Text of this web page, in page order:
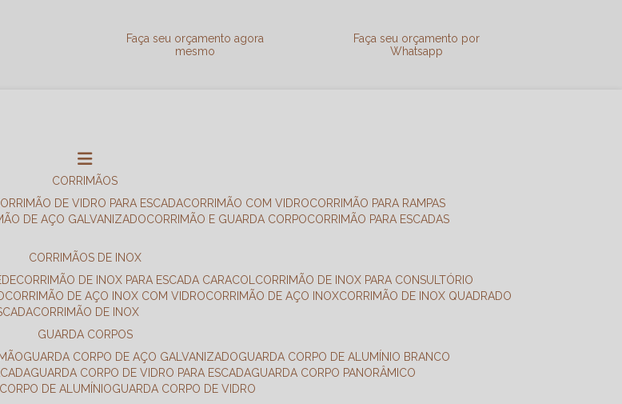
Faça seu orçamento agora
mesmo
Faça seu orçamento por
Whatsapp
CORRIMÃOS
CORRIMÃO DE VIDRO PARA ESCADA CORRIMÃO COM VIDRO
CORRIMÃO PARA RAMPAS
DE AÇO GALVANIZADO CORRIMÃO E GUARDA CORPO
CORRIMÃO PARA ESCADAS
CORRIMÃOS DE INOX
CORRIMÃO DE INOX PARA ESCADA CARACOL
CORRIMÃO DE INOX PARA CONSULTÓRIO
CORRIMÃO DE AÇO INOX COM VIDRO CORRIMÃO DE AÇO INOX
CORRIMÃO DE INOX QUADRADO
CORRIMÃO DE INOX
GUARDA CORPOS
GUARDA CORPO DE AÇO GALVANIZADO
GUARDA CORPO DE ALUMÍNIO BRANCO
GUARDA CORPO DE VIDRO PARA ESCADA
GUARDA CORPO PANORÂMICO
CORPO DE ALUMÍNIO
GUARDA CORPO DE VIDRO